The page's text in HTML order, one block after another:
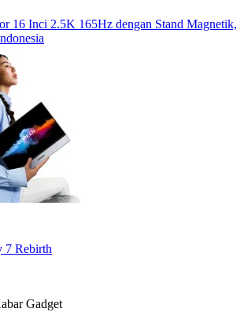
16 Inci 2.5K 165Hz dengan Stand Magnetik,
7 Rebirth
Gadget